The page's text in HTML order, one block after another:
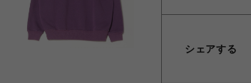
シェアする